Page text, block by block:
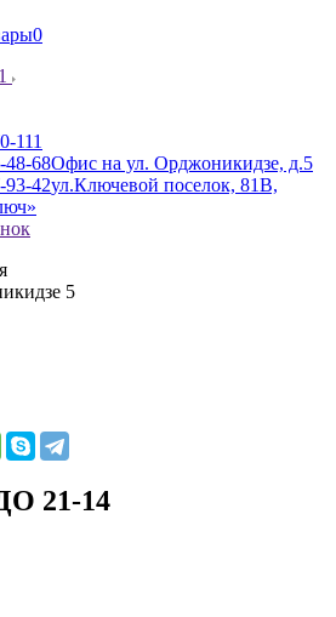
0
111
48-68Офис на ул. Орджоникидзе, д.5
93-42ул.Ключевой поселок, 81В,
5
21-14